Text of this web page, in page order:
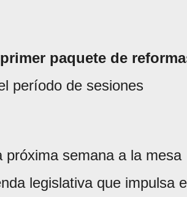
primer paquete de
período de sesiones
próxima semana a la mesa
legislativa que impulsa